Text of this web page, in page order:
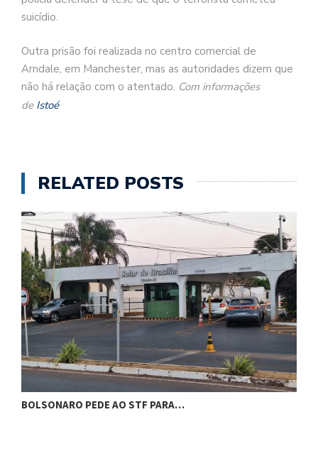
suicídio.
Outra prisão foi realizada no centro comercial de
Arndale, em Manchester, mas as autoridades dizem que
não há relação com o atentado. Com informações
de Istoé
RELATED POSTS
BOLSONARO PEDE AO STF PARA…